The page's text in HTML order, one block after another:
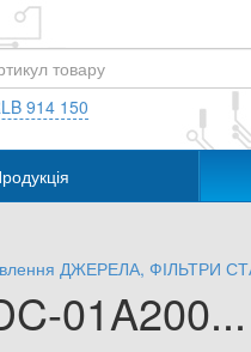
914 150
ДЖЕРЕЛА, ФІЛЬТРИ
01A200...